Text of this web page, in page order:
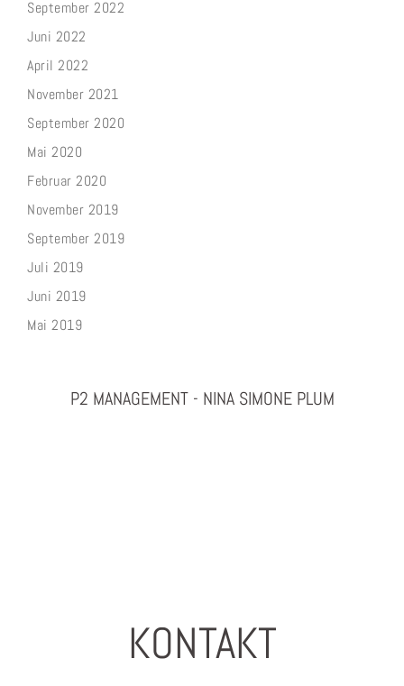
September 2022
Juni 2022
April 2022
November 2021
September 2020
Mai 2020
Februar 2020
November 2019
September 2019
Juli 2019
Juni 2019
Mai 2019
P2 MANAGEMENT - NINA SIMONE PLUM
KONTAKT